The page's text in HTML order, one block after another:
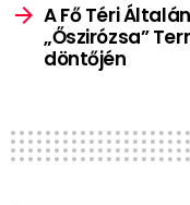
A Fő Téri
„Őszirózsa”
döntőjén